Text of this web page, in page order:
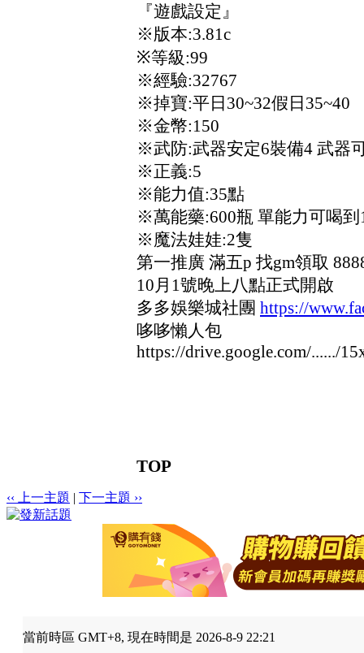
『遊戲設定』
※版本:3.81c
※等級:99
※經驗:32767
※掉寶:平日30~32假日35~40
※金幣:150
※武防:武器安定6裝備4 武器
※正義:5
※能力值:35點
※萬能藥:600瓶 單能力可喝到
※魔法娃娃:2隻
第一推廣 滿五p 找gm領取
10月1號晚上八點正式開啟
多多娛樂城社團 https://
哆哆懶人包
https://drive.google.com/....../
TOP
‹‹ 上一主題 | 下一主題 ››
當前時區 GMT+8, 現在時間是 2026-8-9 22:21